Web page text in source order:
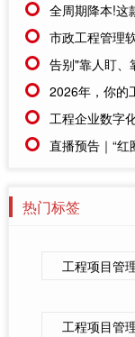
全周期降本!这款
市政工程管理
告别"靠人盯、
2026年，你的
工程企业数字
直播预告｜“红圈AI
热门标签
工程项目管
工程项目管